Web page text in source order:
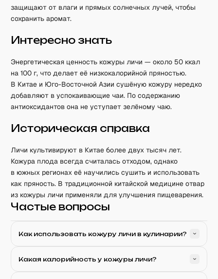
защищают от влаги и прямых солнечных лучей, чтобы
сохранить аромат.
Интересно знать
Энергетическая ценность кожуры личи — около 50 ккал
на 100 г, что делает её низкокалорийной пряностью.
В Китае и Юго-Восточной Азии сушёную кожуру нередко
добавляют в успокаивающие чаи. По содержанию
антиоксидантов она не уступает зелёному чаю.
Историческая справка
Личи культивируют в Китае более двух тысяч лет.
Кожура плода всегда считалась отходом, однако
в южных регионах её научились сушить и использовать
как пряность. В традиционной китайской медицине отвар
из кожуры личи применяли для улучшения пищеварения.
Частые вопросы
Как использовать кожуру личи в кулинарии?
Какая калорийность у кожуры личи?